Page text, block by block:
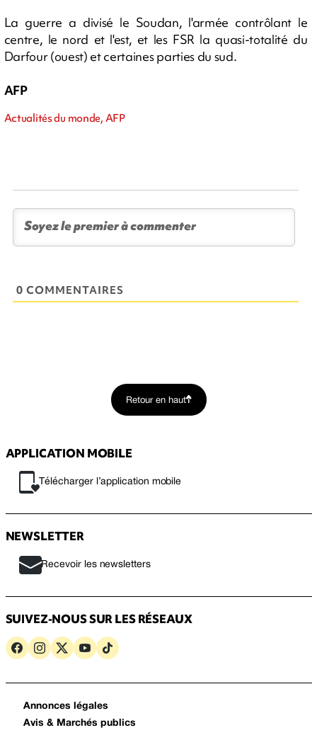
La guerre a divisé le Soudan, l'armée contrôlant le
centre, le nord et l'est, et les FSR la quasi-totalité du
Darfour (ouest) et certaines parties du sud.
AFP
Actualités du monde, AFP
0 COMMENTAIRES
Retour en haut
APPLICATION MOBILE
Télécharger l’application mobile
NEWSLETTER
Recevoir les newsletters
SUIVEZ-NOUS SUR LES RÉSEAUX
Annonces légales
Avis & Marchés publics